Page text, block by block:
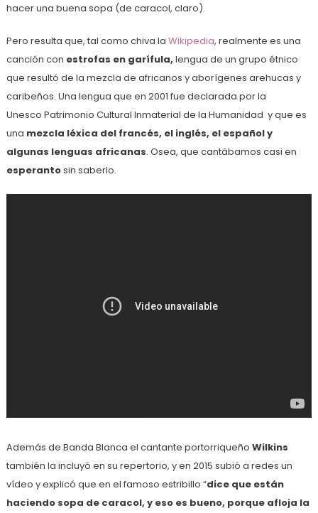
hacer una buena sopa (de caracol, claro).
Pero resulta que, tal como chiva la Wikipedia, realmente es una
canción con estrofas en garífula, lengua de un grupo étnico
que resultó de la mezcla de africanos y aborígenes arehucas y
caribeños. Una lengua que en 2001 fue declarada por la
Unesco Patrimonio Cultural Inmaterial de la Humanidad y que es
una mezcla léxica del francés, el inglés, el español y
algunas lenguas africanas. Osea, que cantábamos casi en
esperantosin saberlo.
Además de Banda Blanca el cantante portorriqueño Wilkins
también la incluyó en su repertorio, y en 2015 subió a redes un
vídeo y explicó que en el famoso estribillo “dice que están
haciendo sopa de caracol, y eso es bueno, porque afloja la